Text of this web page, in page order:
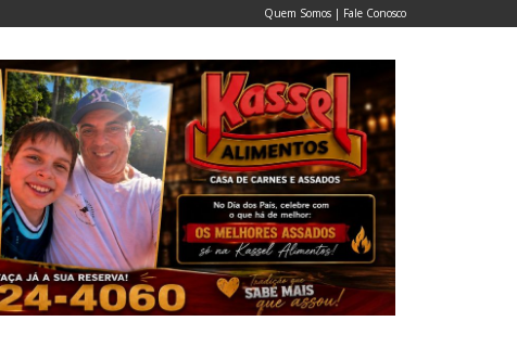
Quem Somos | Fale Conosco